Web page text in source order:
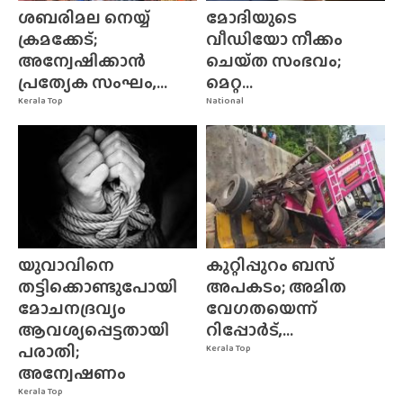
Kerala Top
ശബരിമല നെയ്യ്
ക്രമക്കേട്;
അന്വേഷിക്കാൻ
പ്രത്യേക സംഘം,...
National
മോദിയുടെ
വീഡിയോ നീക്കം
ചെയ്‌ത സംഭവം;
മെറ്റ...
Kerala Top
യുവാവിനെ
തട്ടിക്കൊണ്ടുപോയി
മോചനദ്രവ്യം
ആവശ്യപ്പെട്ടതായി
പരാതി;
അന്വേഷണം
Kerala Top
കുറ്റിപ്പുറം ബസ്
അപകടം; അമിത
വേഗതയെന്ന്
റിപ്പോർട്,...